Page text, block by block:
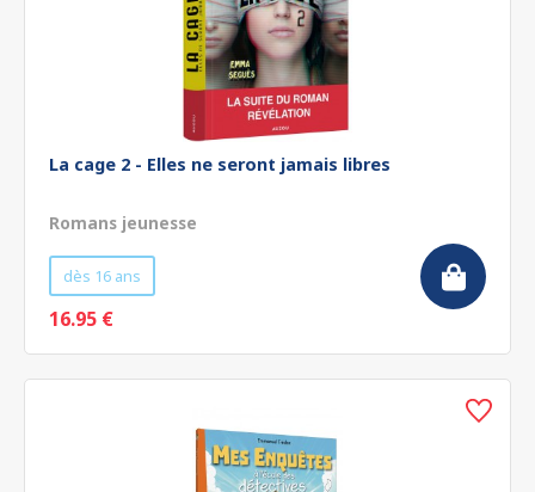
La cage 2 - Elles ne seront jamais libres
Romans jeunesse
dès 16 ans
16.95 €